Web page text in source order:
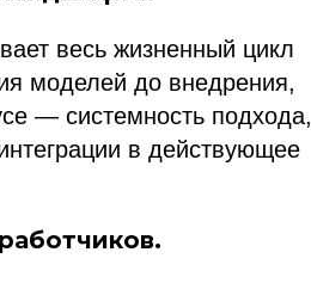
весь жизненный цикл
моделей до внедрения,
— системность подхода,
в действующее